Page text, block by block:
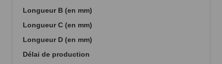
Longueur B (en mm)
Longueur C (en mm)
Longueur D (en mm)
Délai de production